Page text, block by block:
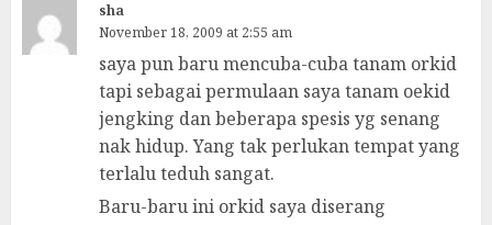
sha
November 18, 2009 at 2:55 am
saya pun baru mencuba-cuba tanam orkid
tapi sebagai permulaan saya tanam oekid
jengking dan beberapa spesis yg senang
nak hidup. Yang tak perlukan tempat yang
terlalu teduh sangat.
Baru-baru ini orkid saya diserang